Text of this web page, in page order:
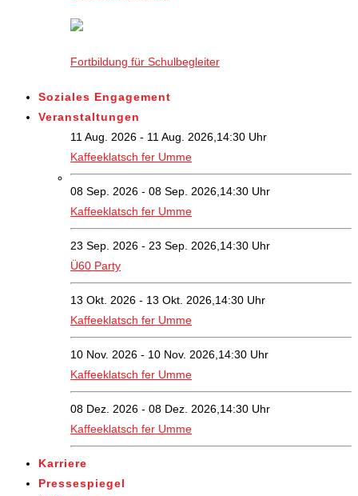
Fortbildung für Schulbegleiter
Soziales Engagement
Veranstaltungen
11 Aug. 2026 - 11 Aug. 2026,14:30 Uhr
Kaffeeklatsch fer Umme
08 Sep. 2026 - 08 Sep. 2026,14:30 Uhr
Kaffeeklatsch fer Umme
23 Sep. 2026 - 23 Sep. 2026,14:30 Uhr
Ü60 Party
13 Okt. 2026 - 13 Okt. 2026,14:30 Uhr
Kaffeeklatsch fer Umme
10 Nov. 2026 - 10 Nov. 2026,14:30 Uhr
Kaffeeklatsch fer Umme
08 Dez. 2026 - 08 Dez. 2026,14:30 Uhr
Kaffeeklatsch fer Umme
Karriere
Pressespiegel